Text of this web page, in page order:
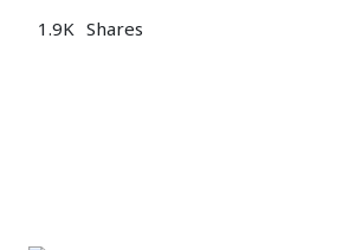
1.9K Shares